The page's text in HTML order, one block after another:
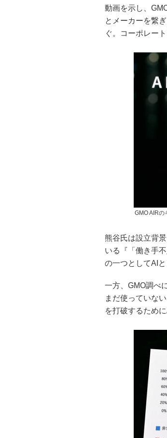
動画を示し、
とメーカーを繋
ぐ。コーポレー
GMO AIRの
熊谷氏は設立背
いる『「働き手
の一つとしてAI
一方、GMO調べ
まだ使っていな
を打破するため